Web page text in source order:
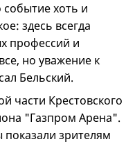
хоть и
здесь всегда
профессий и
но уважение к
Бельский.
части Крестовского
"Газпром Арена".
зрителям